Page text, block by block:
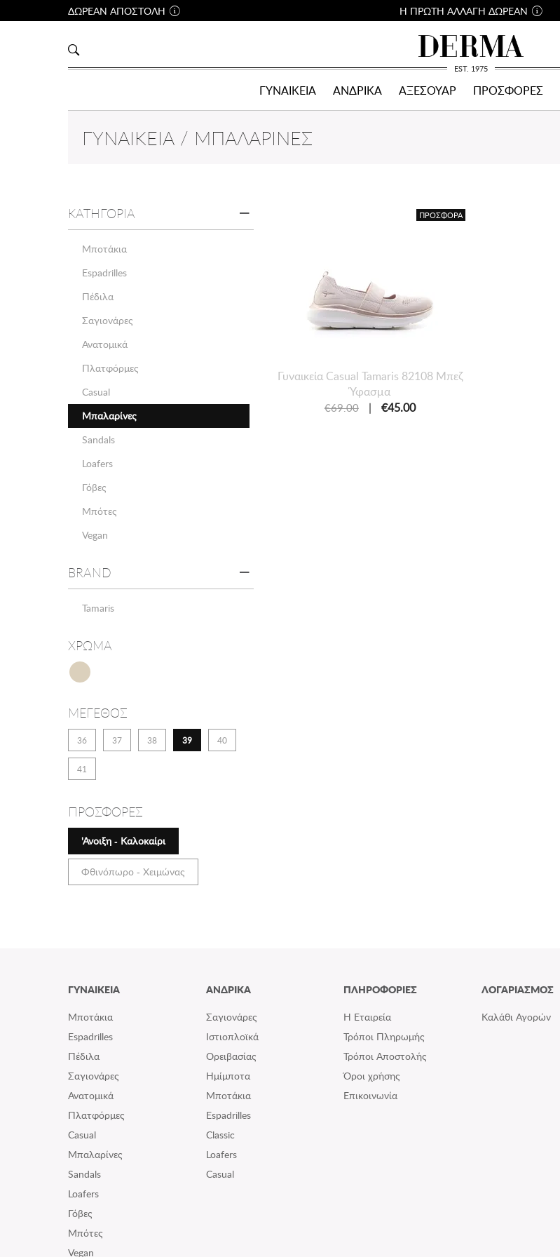
ΔΩΡΕΑΝ ΑΠΟΣΤΟΛΗ Η ΠΡΩΤΗ ΑΛΛΑΓΗ ΔΩΡΕΑΝ
EST. 1975
ΓΥΝΑΙΚΕΙΑ ΑΝΔΡΙΚΑ ΑΞΕΣΟΥΑΡ ΠΡΟΣΦΟΡΕΣ
ΓΥΝΑΙΚΕΊΑ / ΜΠΑΛΑΡΊΝΕΣ
ΚΑΤΗΓΟΡΙΑ
Μποτάκια
Espadrilles
Πέδιλα
Σαγιονάρες
Ανατομικά
Πλατφόρμες
Casual
Μπαλαρίνες
Sandals
Loafers
Γόβες
Μπότες
Vegan
BRAND
Tamaris
ΧΡΩΜΑ
ΜΕΓΕΘΟΣ
36 37 38 39 40
41
ΠΡΟΣΦΟΡΕΣ
'Ανοιξη - Καλοκαίρι
Φθινόπωρο - Χειμώνας
ΠΡΟΣΦΟΡΑ
Γυναικεία Casual Tamaris 82108 Μπεζ
Ύφασμα
€69.00 | €45.00
ΓΥΝΑΙΚΕΙΑ
Μποτάκια
Espadrilles
Πέδιλα
Σαγιονάρες
Ανατομικά
Πλατφόρμες
Casual
Μπαλαρίνες
Sandals
Loafers
Γόβες
Μπότες
Vegan
ΑΝΔΡΙΚΑ
Σαγιονάρες
Ιστιοπλοϊκά
Ορειβασίας
Ημίμποτα
Μποτάκια
Espadrilles
Classic
Loafers
Casual
ΠΛΗΡΟΦΟΡΙΕΣ
Η Εταιρεία
Τρόποι Πληρωμής
Τρόποι Αποστολής
Όροι χρήσης
Επικοινωνία
ΛΟΓΑΡΙΑΣΜΟΣ
Καλάθι Αγορών